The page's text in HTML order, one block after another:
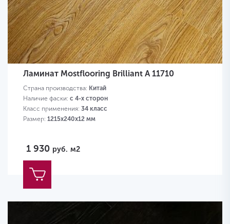
Ламинат Mostflooring Brilliant A 11710
Страна производства: Китай
Наличие фаски: с 4-х сторон
Класс применения: 34 класс
Размер: 1215х240х12 мм
1 930 руб. м2